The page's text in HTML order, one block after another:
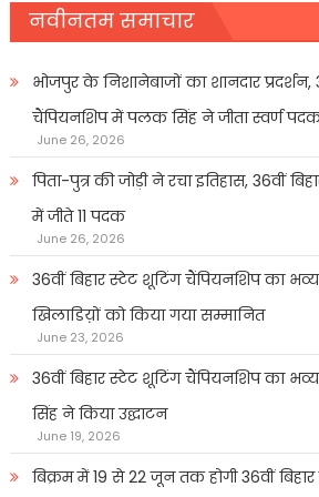
नवीनतम समाचार
भोजपुर के निशानेबाजों का शानदार प्रदर्शन,
चैंपियनशिप में पलक सिंह ने जीता स्वर्ण
June 26, 2026
पिता-पुत्र की जोड़ी ने रचा इतिहास, 36वीं
में जीते 11 पदक
June 26, 2026
36वीं बिहार स्टेट शूटिंग चैंपियनशिप का
खिलाडिय़ों को किया गया सम्मानित
June 23, 2026
36वीं बिहार स्टेट शूटिंग चैंपियनशिप का
सिंह ने किया उद्घाटन
June 19, 2026
बिक्रम में 19 से 22 जून तक होगी 36वीं